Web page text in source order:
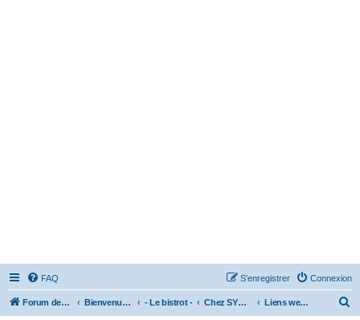
FAQ Connexion
S’enregistrer
Forum des scooters SYM - GTS -MAXSYM - CRUISYM - JOYMAX - Maxsym TL Bienvenue sur le forum des scooters de la gamme SYM - Le bistrot - Chez SYMone Liens web sympa